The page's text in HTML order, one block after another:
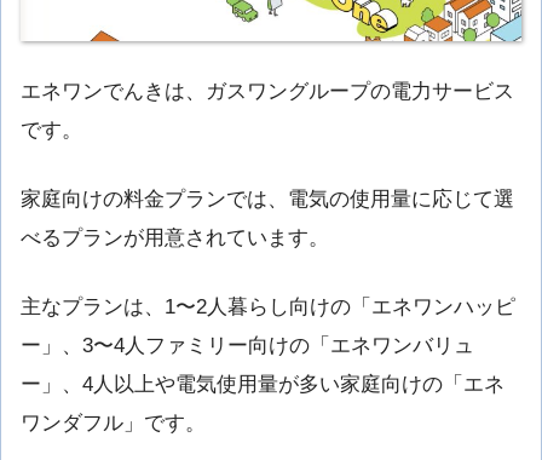
エネワンでんきは、ガスワングループの電力サービス
です。
家庭向けの料金プランでは、電気の使用量に応じて選
べるプランが用意されています。
主なプランは、1〜2人暮らし向けの「エネワンハッピ
ー」、3〜4人ファミリー向けの「エネワンバリュ
ー」、4人以上や電気使用量が多い家庭向けの「エネ
ワンダフル」です。